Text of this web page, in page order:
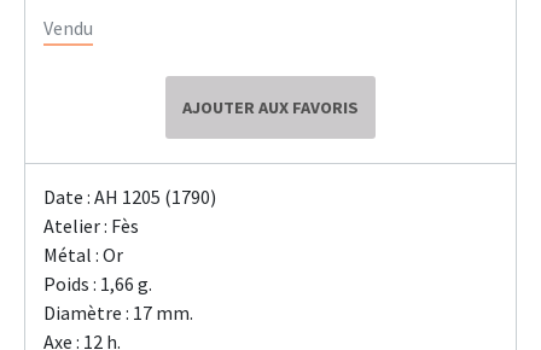
Vendu
AJOUTER AUX FAVORIS
Date : AH 1205 (1790)
Atelier : Fès
Métal : Or
Poids : 1,66 g.
Diamètre : 17 mm.
Axe : 12 h.